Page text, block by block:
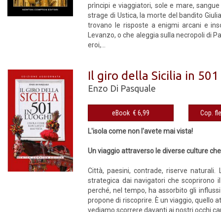
prìncipi e viaggiatori, sole e mare,
strage di Ustica, la morte del bandito
trovano le risposte a enigmi arcani e
Levanzo, o che aleggia sulla necropoli di
eroi,...
Il giro della Sicilia in
Enzo Di Pasquale
eBook € 6,99
L'isola come non l'avete mai vista!
Un viaggio attraverso le diverse culture
Città, paesini, contrade, riserve
strategica dai navigatori che scoprirono
perché, nel tempo, ha assorbito gli
propone di riscoprire. È un viaggio, quello
vediamo scorrere davanti ai nostri occhi